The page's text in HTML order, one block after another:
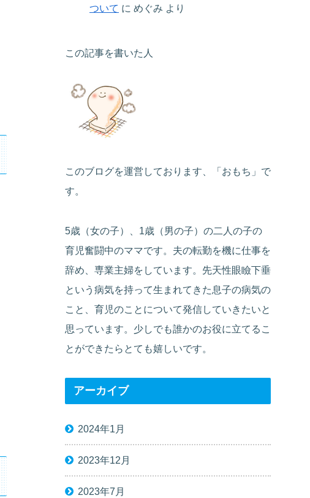
ついて に めぐみ より
この記事を書いた人
このブログを運営しております、「おもち」で
す。
5歳（女の子）、1歳（男の子）の二人の子の
育児奮闘中のママです。夫の転勤を機に仕事を
辞め、専業主婦をしています。先天性眼瞼下垂
という病気を持って生まれてきた息子の病気の
こと、育児のことについて発信していきたいと
思っています。少しでも誰かのお役に立てるこ
とができたらとても嬉しいです。
アーカイブ
2024年1月
2023年12月
2023年7月